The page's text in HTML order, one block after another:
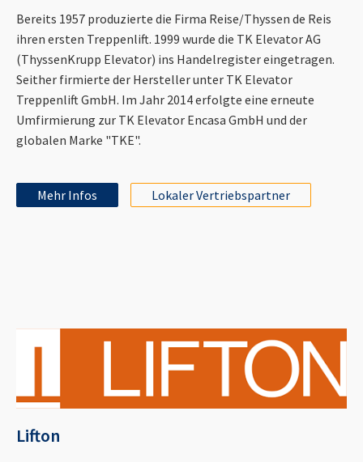
Bereits 1957 produzierte die Firma Reise/Thyssen de Reis
ihren ersten Treppenlift. 1999 wurde die TK Elevator AG
(ThyssenKrupp Elevator) ins Handelregister eingetragen.
Seither firmierte der Hersteller unter TK Elevator
Treppenlift GmbH. Im Jahr 2014 erfolgte eine erneute
Umfirmierung zur TK Elevator Encasa GmbH und der
globalen Marke "TKE".
Mehr Infos Lokaler Vertriebspartner
Lifton